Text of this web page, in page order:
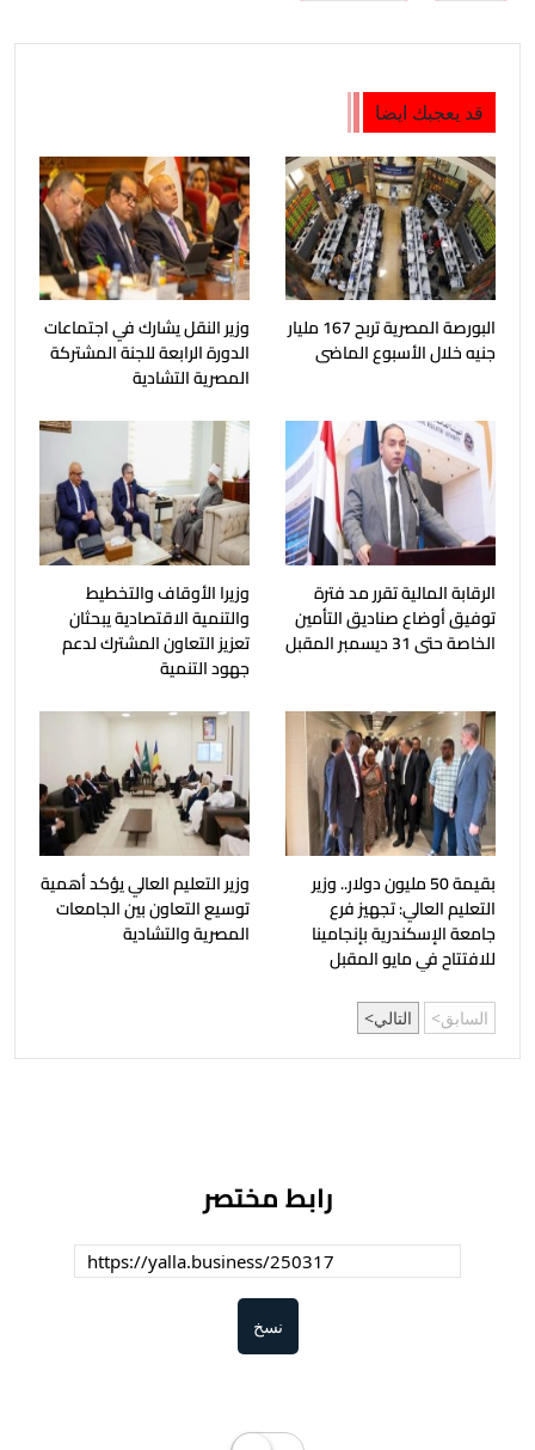
قد يعجبك ايضا
البورصة المصرية تربح 167 مليار
جنيه خلال الأسبوع الماضى
وزير النقل يشارك في اجتماعات
الدورة الرابعة للجنة المشتركة
المصرية التشادية
الرقابة المالية تقرر مد فترة
توفيق أوضاع صناديق التأمين
الخاصة حتى 31 ديسمبر المقبل
وزيرا الأوقاف والتخطيط
والتنمية الاقتصادية يبحثان
تعزيز التعاون المشترك لدعم
جهود التنمية
بقيمة 50 مليون دولار.. وزير
التعليم العالي: تجهيز فرع
جامعة الإسكندرية بإنجامينا
للافتتاح في مايو المقبل
وزير التعليم العالي يؤكد أهمية
توسيع التعاون بين الجامعات
المصرية والتشادية
السابق التالي
رابط مختصر
نسخ